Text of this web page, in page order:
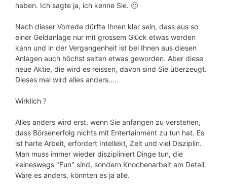
haben. Ich sagte ja, ich kenne Sie. 🙂
Nach dieser Vorrede dürfte Ihnen klar sein, dass aus so
einer Geldanlage nur mit grossem Glück etwas werden
kann und in der Vergangenheit ist bei Ihnen aus diesen
Anlagen auch höchst selten etwas geworden. Aber diese
neue Aktie, die wird es reissen, davon sind Sie überzeugt.
Dieses mal wird alles anders.....
Wirklich ?
Alles anders wird erst, wenn Sie anfangen zu verstehen,
dass Börsenerfolg nichts mit Entertainment zu tun hat. Es
ist harte Arbeit, erfordert Intellekt, Zeit und viel Disziplin.
Man muss immer wieder diszipliniert Dinge tun, die
keineswegs "Fun" sind, sondern Knochenarbeit am Detail.
Wäre es anders, könnten es ja alle.